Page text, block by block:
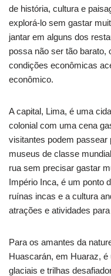
de história, cultura e
explorá-lo sem gastar
jantar em alguns dos
possa não ser tão barato,
condições econômicas
econômico.
A capital, Lima, é uma
colonial com uma cena
visitantes podem passear
museus de classe
rua sem precisar gastar
Império Inca, é um ponto
ruínas incas e a cultura
atrações e atividades
Para os amantes da
Huascarán, em Huaraz,
glaciais e trilhas